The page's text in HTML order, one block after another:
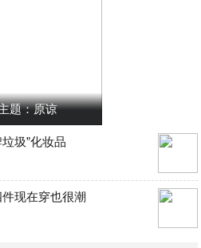
题：原谅
圾”化妆品
现在穿也很潮